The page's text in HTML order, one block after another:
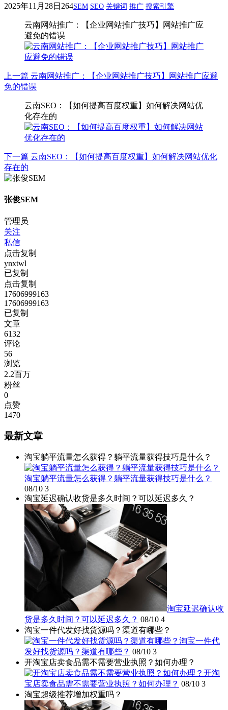
2025年11月28日 264SEM SEO 关键词 推广 搜索引擎
云南网站推广：【企业网站推广技巧】网站推广应
避免的错误
上一篇 云南网站推广：【企业网站推广技巧】网站推广应避
免的错误
云南SEO：【如何提高百度权重】如何解决网站优
化存在的
下一篇 云南SEO：【如何提高百度权重】如何解决网站优化
存在的
张俊SEM
管理员
关注
私信
点击复制
ynxtwl
已复制
点击复制
17606999163
17606999163
已复制
文章
6132
评论
56
浏览
2.2百万
粉丝
0
点赞
1470
最新文章
淘宝躺平流量怎么获得？躺平流量获得技巧是什么？
淘宝躺平流量怎么获得？躺平流量获得技巧是什么？
08/10 3
淘宝延迟确认收货是多久时间？可以延迟多久？
淘宝延迟确认收
货是多久时间？可以延迟多久？ 08/10 4
淘宝一件代发好找货源吗？渠道有哪些？
淘宝一件代
发好找货源吗？渠道有哪些？ 08/10 3
开淘宝店卖食品需不需要营业执照？如何办理？
开淘
宝店卖食品需不需要营业执照？如何办理？ 08/10 3
淘宝超级推荐增加权重吗？